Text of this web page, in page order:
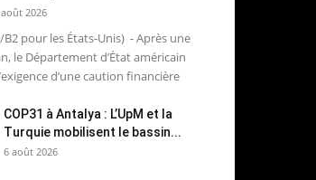
2026
B2 pour les États-Unis) - Après une
le Département d’État américain
d’une caution financière
COP31 à Antalya : L’UpM et la
Turquie mobilisent le bassin...
6 août 2026